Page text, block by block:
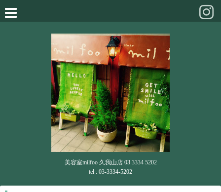
美容室milfoo 久我山店 03 3334 5202
tel : 03-3334-5202